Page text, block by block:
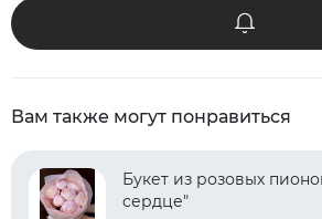
Вам также могут понравиться
Букет из розовых
сердце"